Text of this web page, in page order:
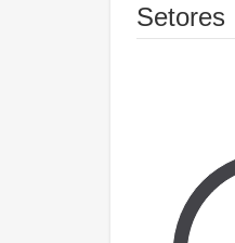
Setores